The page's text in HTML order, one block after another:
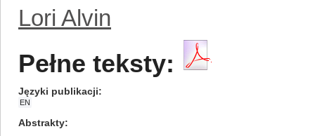
Lori Alvin
Pełne teksty:
Języki publikacji
EN
Abstrakty